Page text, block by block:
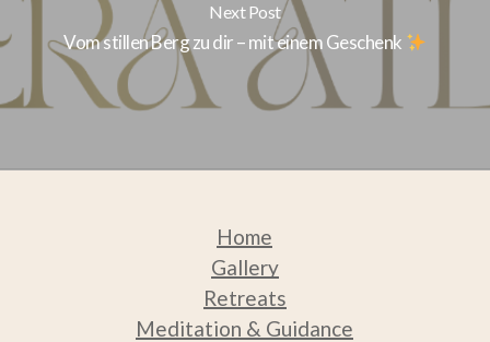
Next Post
Vom stillen Berg zu dir – mit einem Geschenk
Home
Gallery
Retreats
Meditation & Guidance